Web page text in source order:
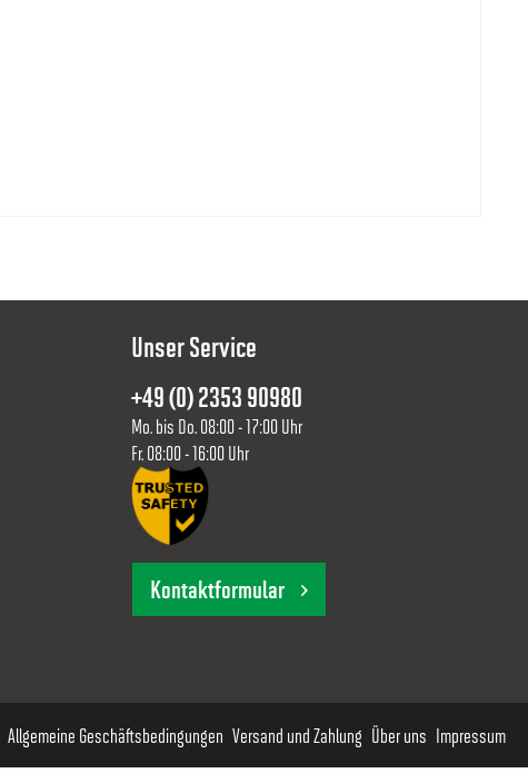
Unser Service
+49 (0) 2353 90980
Mo. bis Do. 08:00 - 17:00 Uhr
Fr. 08:00 - 16:00 Uhr
Kontaktformular
Impressum
Über uns
Versand und Zahlung
Allgemeine Geschäftsbedingungen